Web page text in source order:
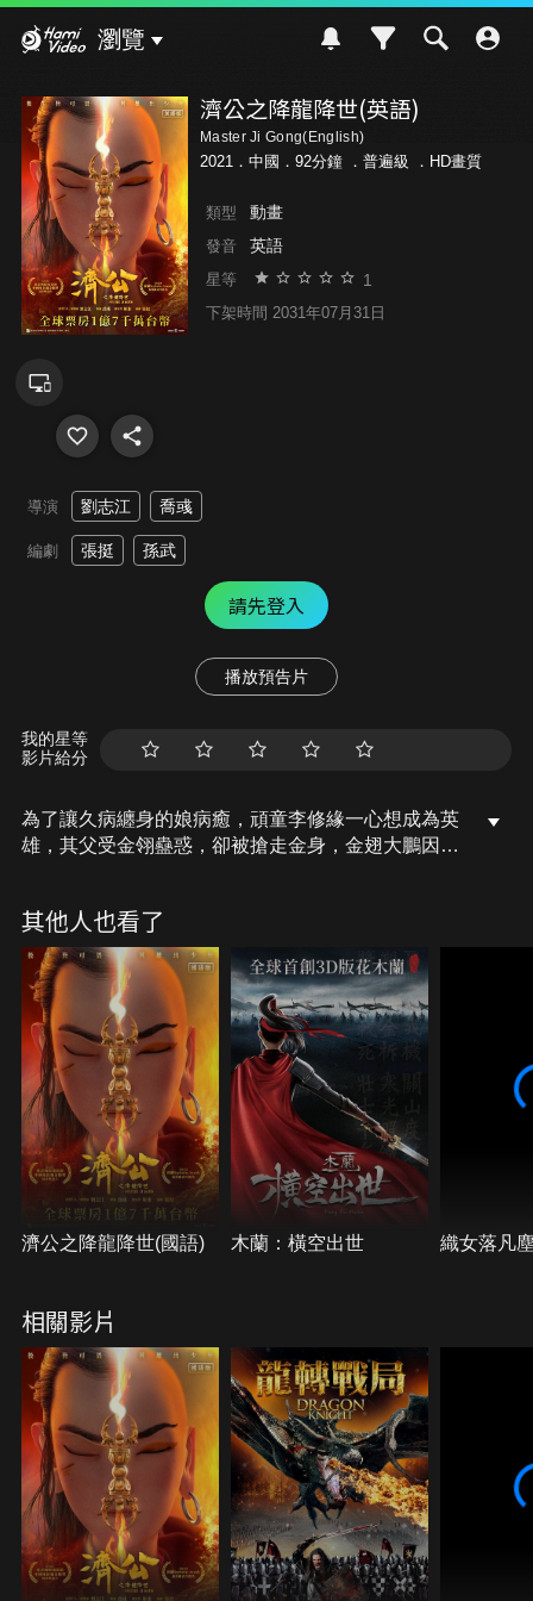
瀏覽
濟公之降龍降世(英語)
Master Ji Gong(English)
2021．中國．92分鐘 ． 普遍級 ．HD畫質
類型 動畫
發音 英語
星等 1
下架時間 2031年07月31日
導演 劉志江 喬彧
編劇 張挺 孫武
請先登入
播放預告片
我的星等
影片給分
為了讓久病纏身的娘病癒，頑童李修緣一心想成為英
雄，其父受金翎蠱惑，卻被搶走金身，金翅大鵬因此
愛，最終化身降龍羅漢，降龍羅漢放棄果位，從此，
天上少了一名降龍羅漢，世間多了一個濟世救人的活
佛。
其他人也看了
濟公之降龍降世(國語) 木蘭：橫空出世 織女落凡
相關影片